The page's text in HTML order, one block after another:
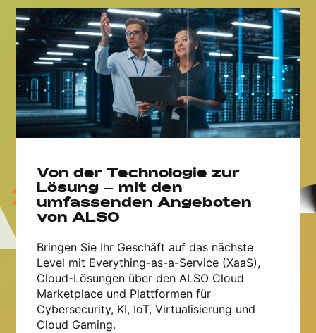
Von der Technologie zur
Lösung – mit den
umfassenden Angeboten
von ALSO
Bringen Sie Ihr Geschäft auf das nächste
Level mit Everything-as-a-Service (XaaS),
Cloud-Lösungen über den ALSO Cloud
Marketplace und Plattformen für
Cybersecurity, KI, IoT, Virtualisierung und
Cloud Gaming.